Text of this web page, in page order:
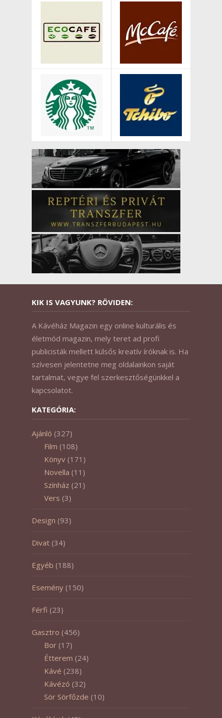
KIK IS VAGYUNK? RÖVIDEN:
A Kávéház Magazin egy online kulturális és
életmód magazin, mely teret ad profi
publicisták mellett külsős kreatív íróknak is. Ha
szívesen jelentetne meg oldalainkon saját
tartalmat, vegye fel szerkesztőségünkkel a
kapcsolatot.
KATEGÓRIA:
Ajánló (327)
Film (108)
Könyv (171)
Novella (11)
Színház (21)
Vers (3)
Design (93)
Divat (34)
Egyéb (188)
Esemény (150)
Férfi (23)
Gasztro (456)
Bor (17)
Étterem (24)
Kávé (238)
Kávézó (32)
Sör Sörfőzde (10)